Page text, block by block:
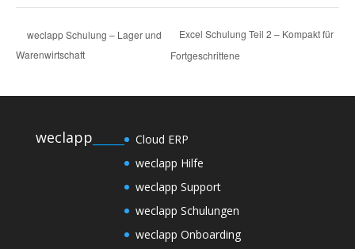
weclapp Schulung – Lager und
Warenwirtschaft
Excel Schulung Teil 2 – Kompakt für
Fortgeschrittene
weclapp
Cloud ERP
weclapp Hilfe
weclapp Support
weclapp Schulungen
weclapp Onboarding